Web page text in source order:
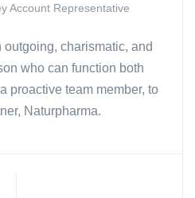
Account Representative
charismatic, and
who can function both
proactive team member, to
Naturpharma.